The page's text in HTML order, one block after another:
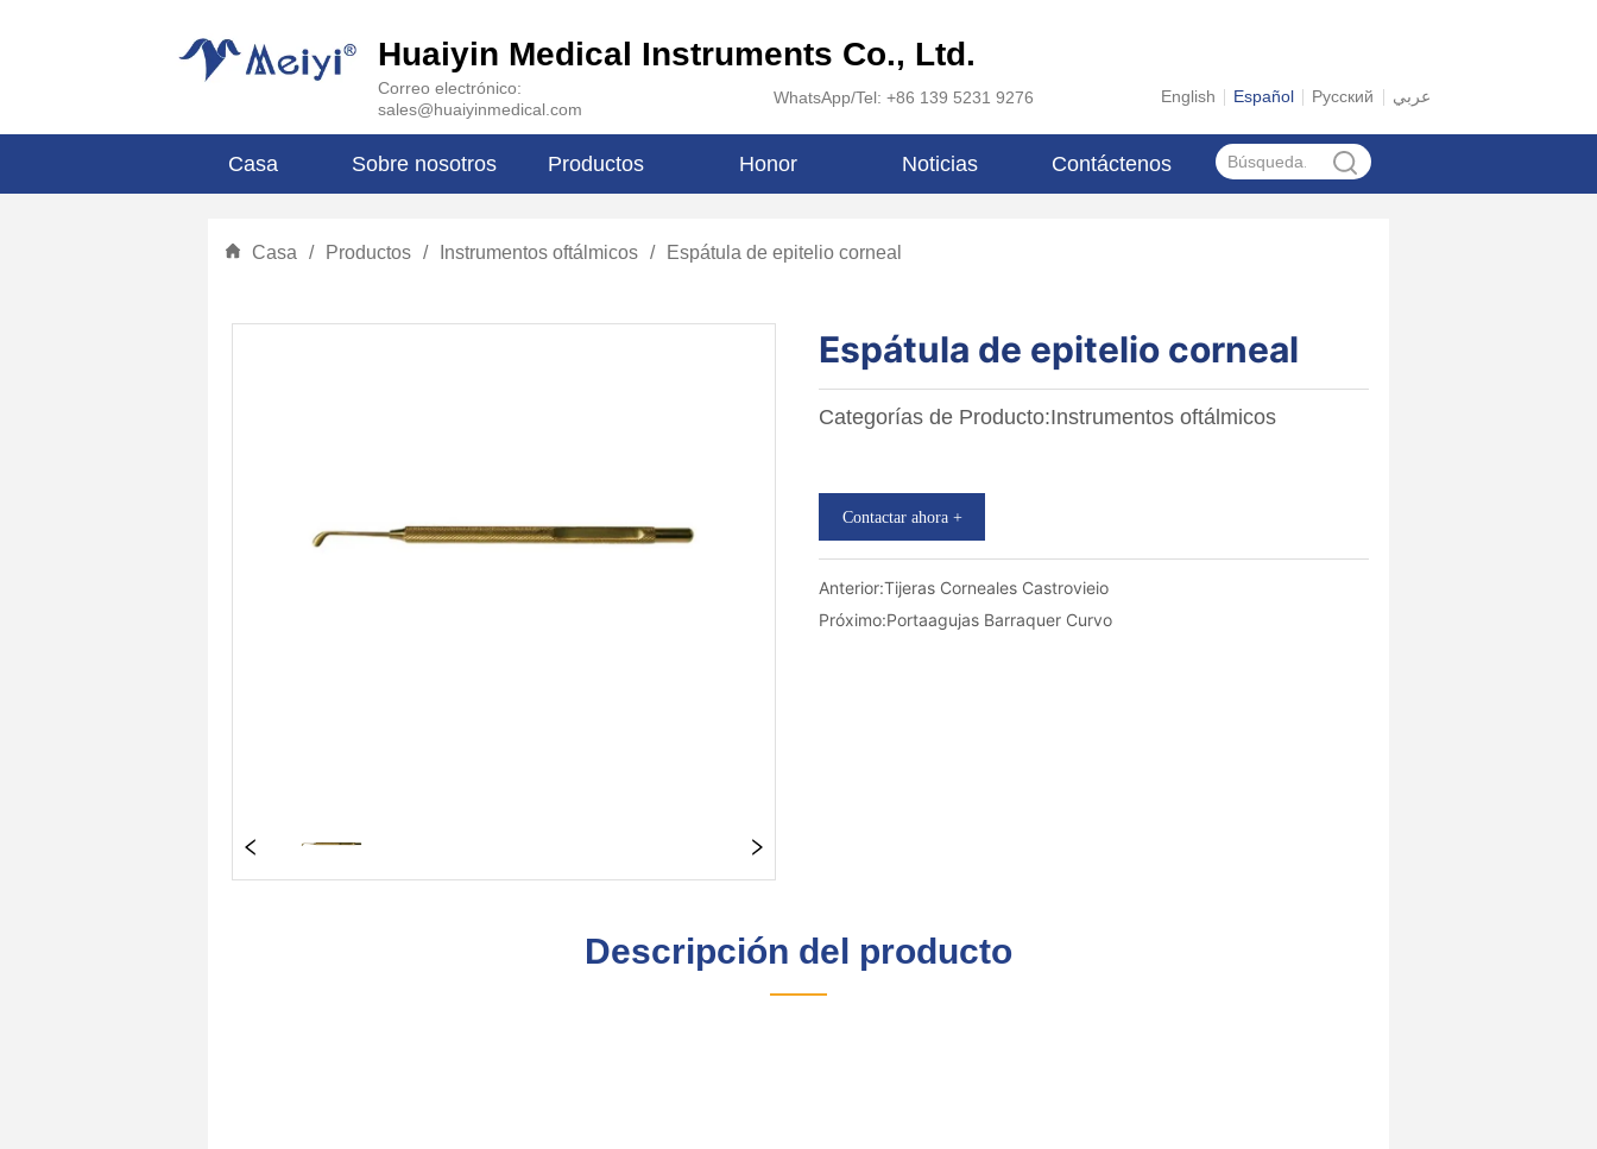
Huaiyin Medical Instruments Co., Ltd.
Correo electrónico:
sales@huaiyinmedical.com
WhatsApp/Tel: +86 139 5231 9276 English Español Русский عربي
Casa Sobre nosotros Productos Honor Noticias Contáctenos
Casa / Productos / Instrumentos oftálmicos / Espátula de epitelio corneal
Espátula de epitelio corneal
Categorías de Producto:Instrumentos oftálmicos
Contactar ahora +
Anterior:Tijeras Corneales Castrovieio
Próximo:Portaagujas Barraquer Curvo
Descripción del producto